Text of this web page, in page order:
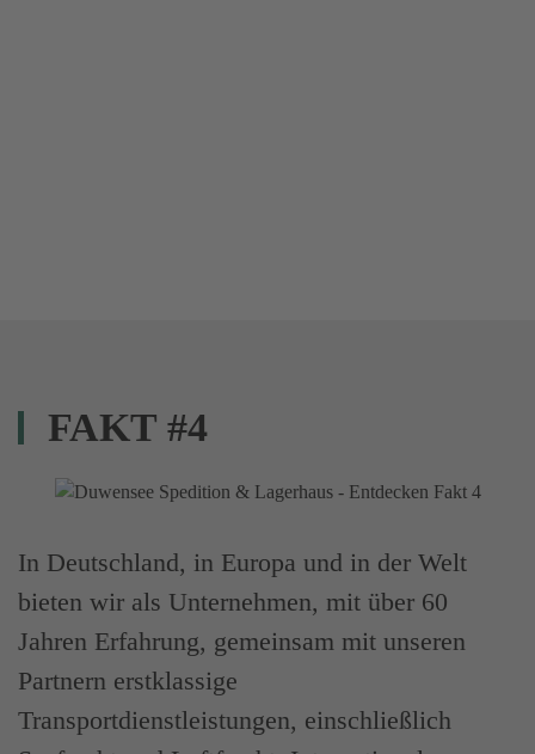
FAKT #4
In Deutschland, in Europa und in der Welt
bieten wir als Unternehmen, mit über 60
Jahren Erfahrung, gemeinsam mit unseren
Partnern erstklassige
Transportdienstleistungen, einschließlich